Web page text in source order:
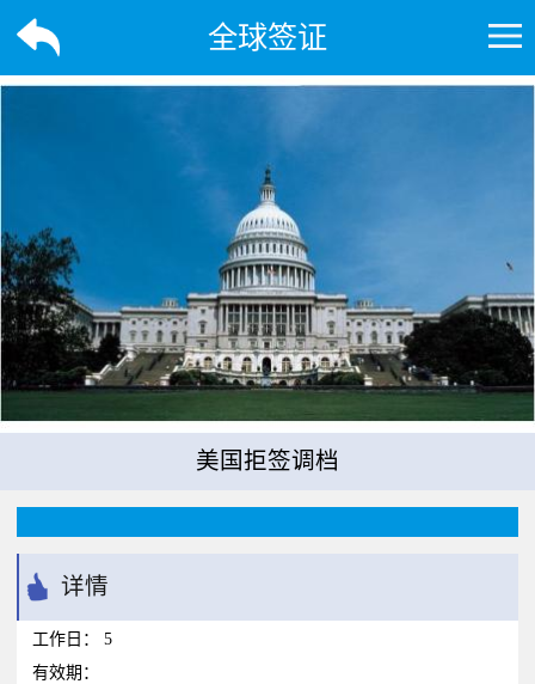
全球签证
美国拒签调档
详情
工作日：
5
有效期：